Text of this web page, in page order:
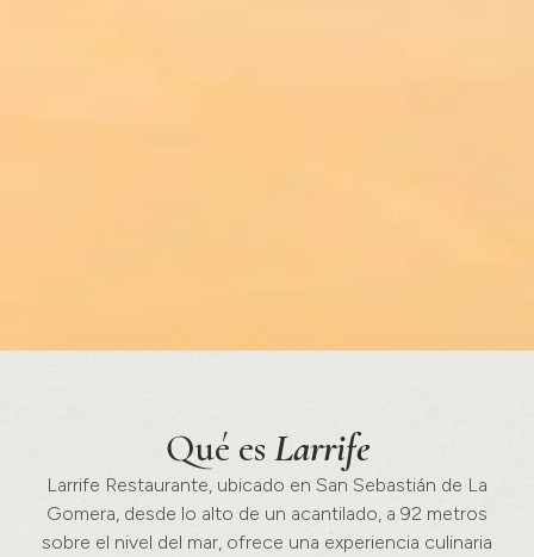
Qué es Larrife
Larrife Restaurante, ubicado en San Sebastián de La
Gomera, desde lo alto de un acantilado, a 92 metros
sobre el nivel del mar, ofrece una experiencia culinaria